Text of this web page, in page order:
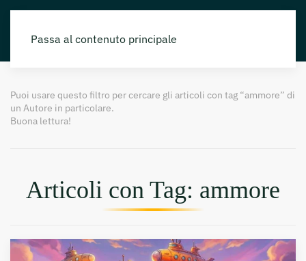
Passa al contenuto principale
Puoi usare questo filtro per cercare gli articoli con tag “ammore” di
un Autore in particolare.
Buona lettura!
Articoli con Tag: ammore